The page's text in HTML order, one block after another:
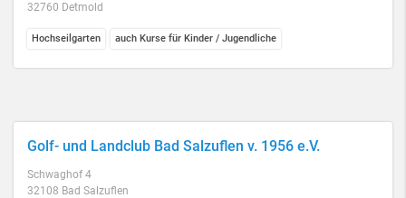
32760 Detmold
Hochseilgarten auch Kurse für Kinder / Jugendliche
Golf- und Landclub Bad Salzuflen v. 1956 e.V.
Schwaghof 4
32108 Bad Salzuflen